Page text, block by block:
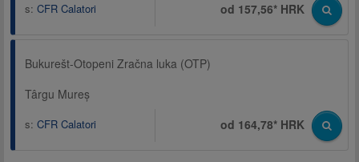
s: CFR Calatori od 157,56* HRK
Bukurešt-Otopeni Zračna luka (OTP)
Târgu Mureș
s: CFR Calatori od 164,78* HRK